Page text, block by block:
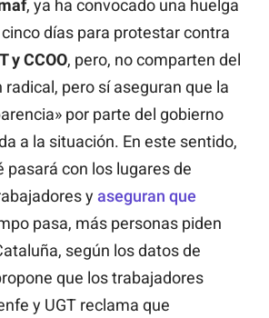
, ya ha convocado una huelga
días para protestar contra
y CCOO, pero, no comparten del
pero sí aseguran que la
por parte del gobierno
a la situación. En este sentido,
pasará con los lugares de
y aseguran que
pasa, más personas piden
según los datos de
que los trabajadores
y UGT reclama que